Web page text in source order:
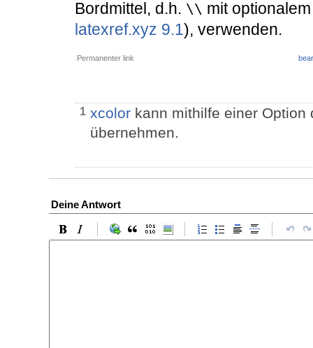
Bordmittel, d.h. \\ mit
latexref.xyz 9.1), verwenden.
Permanenter link
1 xcolor kann mithilfe einer
übernehmen.
Deine Antwort